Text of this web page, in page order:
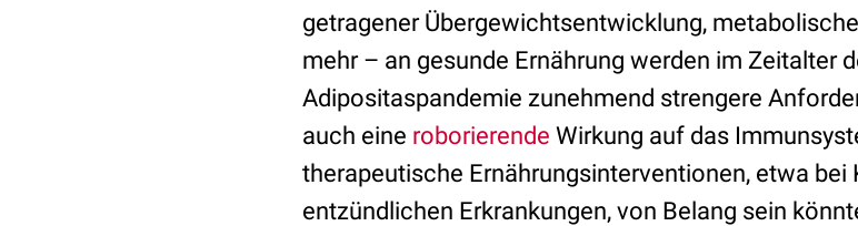
getragener Übergewichtsentwicklung,
mehr – an gesunde Ernährung werden im Zeitalter
Adipositaspandemie zunehmend strengere
auch eine roborierende Wirkung auf das
therapeutische Ernährungsinterventionen, etwa bei
entzündlichen Erkrankungen, von Belang sein